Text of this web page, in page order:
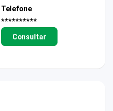
Telefone
**********
Consultar